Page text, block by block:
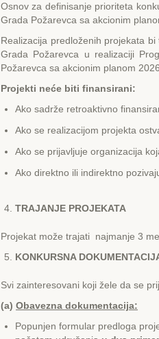
Osnov za definisanje prioriteta
Grada Požarevca sa akcionim
Realizacija predloženih projekata
Grada Požarevca u realizaciji
Požarevca sa akcionim planom
Projekti neće biti finansirani:
Ako sadrže retroaktivno
Ako se realizacijom projekta
Ako se prijavljuje organizacija
Ako direktno ili indirektno
TRAJANJЕ PROJЕKATA
Projekat može trajati najmanje 3
KONKURSNA
Svi zainteresovani koji žele da se
(a) Obavezna dokumentacija:
Popunjen formular predloga